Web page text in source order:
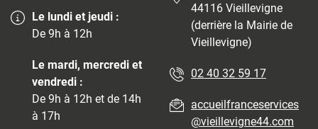
Le lundi et jeudi :
De 9h à 12h
Le mardi, mercredi et
vendredi :
De 9h à 12h et de 14h
à 17h
44116 Vieillevigne
(derrière la Mairie de
Vieillevigne)
02 40 32 59 17
accueilfranceservices
@vieillevigne44.com